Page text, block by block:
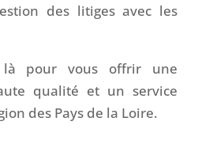
des litiges avec les
là pour vous offrir une
qualité et un service
des Pays de la Loire.